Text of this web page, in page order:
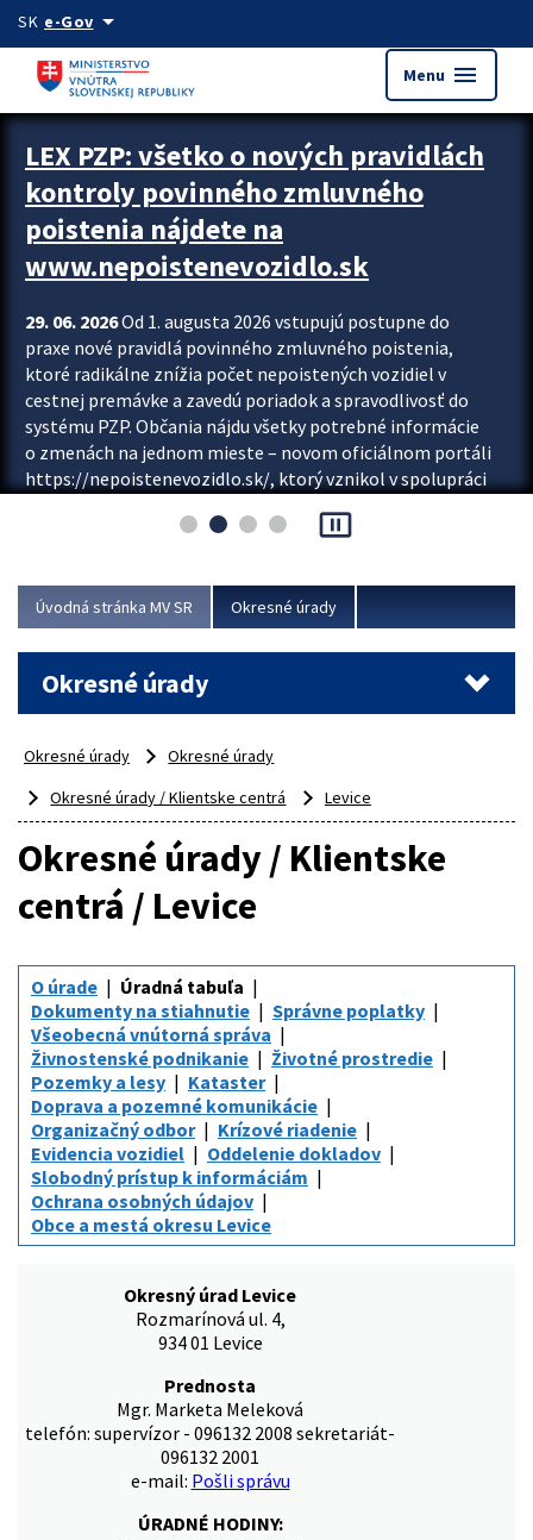
Preskocit na hlavný obsah
SK e-Govarrow_drop_down
Menu menu
Zastavit automatický posun upútavok
LEX PZP: všetko o nových pravidlách
kontroly povinného zmluvného
poistenia nájdete na
www.nepoistenevozidlo.sk
29. 06. 2026Od 1. augusta 2026 vstupujú postupne do
praxe nové pravidlá povinného zmluvného poistenia,
ktoré radikálne znížia počet nepoistených vozidiel v
cestnej premávke a zavedú poriadok a spravodlivosť do
systému PZP. Občania nájdu všetky potrebné informácie
o zmenách na jednom mieste – novom oficiálnom portáli
https://nepoistenevozidlo.sk/, ktorý vznikol v spolupráci
asociácie poisťovní (SLASPO) a Ministerstva vnútra SR.
Viac
pause_presentation
Úvodná stránka MV SR Okresné úrady
Okresné úrady
Okresné úrady
Okresné úrady
Okresné úrady / Klientske centrá
Levice
Okresné úrady / Klientske
centrá / Levice
O úrade
Úradná tabuľa
Dokumenty na stiahnutie
Správne poplatky
Všeobecná vnútorná správa
Živnostenské podnikanie
Životné prostredie
Pozemky a lesy
Kataster
Doprava a pozemné komunikácie
Organizačný odbor
Krízové riadenie
Evidencia vozidiel
Oddelenie dokladov
Slobodný prístup k informáciám
Ochrana osobných údajov
Obce a mestá okresu Levice
Okresný úrad Levice
Rozmarínová ul. 4,
934 01 Levice
Prednosta
Mgr. Marketa Meleková
telefón: supervízor - 096132 2008 sekretariát-
096132 2001
e-mail: Pošli správu
ÚRADNÉ HODINY: